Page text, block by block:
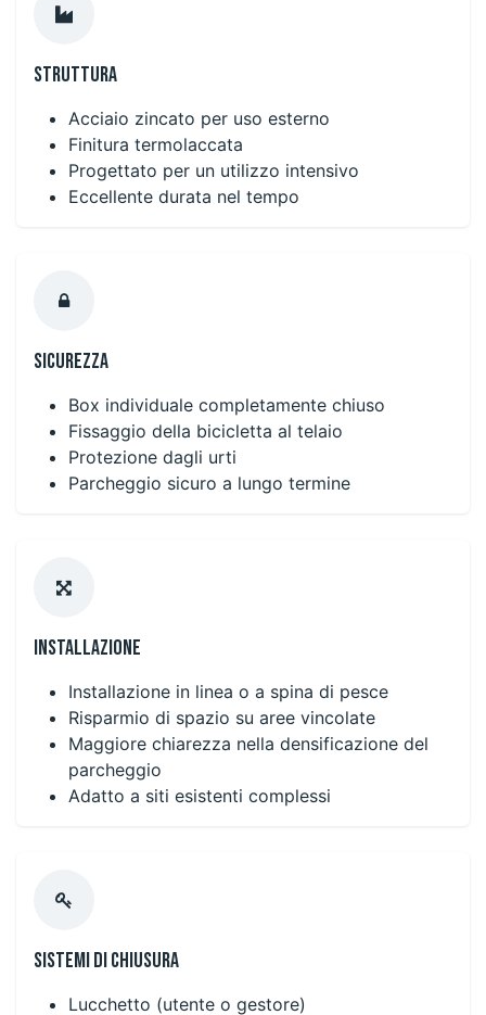
Struttura
Acciaio zincato per uso esterno
Finitura termolaccata
Progettato per un utilizzo intensivo
Eccellente durata nel tempo
Sicurezza
Box individuale completamente chiuso
Fissaggio della bicicletta al telaio
Protezione dagli urti
Parcheggio sicuro a lungo termine
Installazione
Installazione in linea o a spina di pesce
Risparmio di spazio su aree vincolate
Maggiore chiarezza nella densificazione del
parcheggio
Adatto a siti esistenti complessi
Sistemi di chiusura
Lucchetto (utente o gestore)